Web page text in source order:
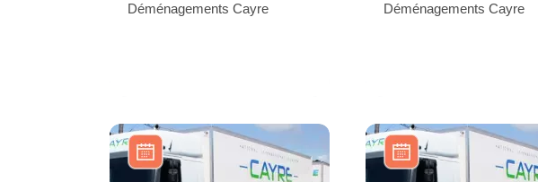
Déménagements Cayre Déménagements Cayre